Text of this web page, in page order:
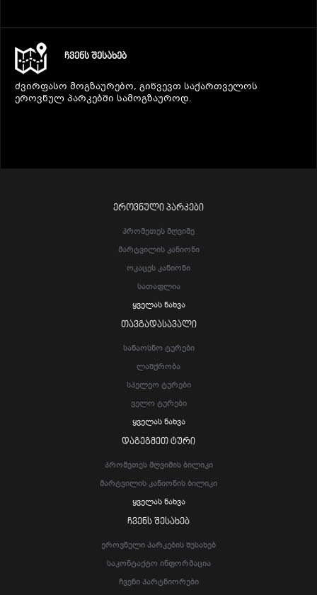
ᲩᲕᲔᲜᲡ ᲨᲔᲡᲐᲮᲔᲑ
ძვირფასო მოგზაურებო, გიწვევთ საქართველოს
ეროვნულ პარკებში სამოგზაუროდ.
ᲔᲠᲝᲕᲜᲣᲚᲘ ᲞᲐᲠᲙᲔᲑᲘ
Პრომეთეს Მღვიმე
Მარტვილის Კანიონი
Ოკაცეს Კანიონი
Სათაფლია
Ყველას Ნახვა
ᲗᲐᲕᲒᲐᲓᲐᲡᲐᲕᲐᲚᲘ
Სანაოსნო Ტურები
Ლაშქრობა
Სპელეო Ტურები
Ველო Ტურები
Ყველას Ნახვა
ᲓᲐᲒᲔᲒᲛᲔᲗ ᲢᲣᲠᲘ
Პრომეთეს Მღვიმის Ბილიკი
Მარტვილის Კანიონის Ბილიკი
Ყველას Ნახვა
ᲩᲕᲔᲜᲡ ᲨᲔᲡᲐᲮᲔᲑ
Ეროვნული Პარკების Შესახებ
Საკონტაქტო Ინფორმაცია
Ჩვენი Პარტნიორები